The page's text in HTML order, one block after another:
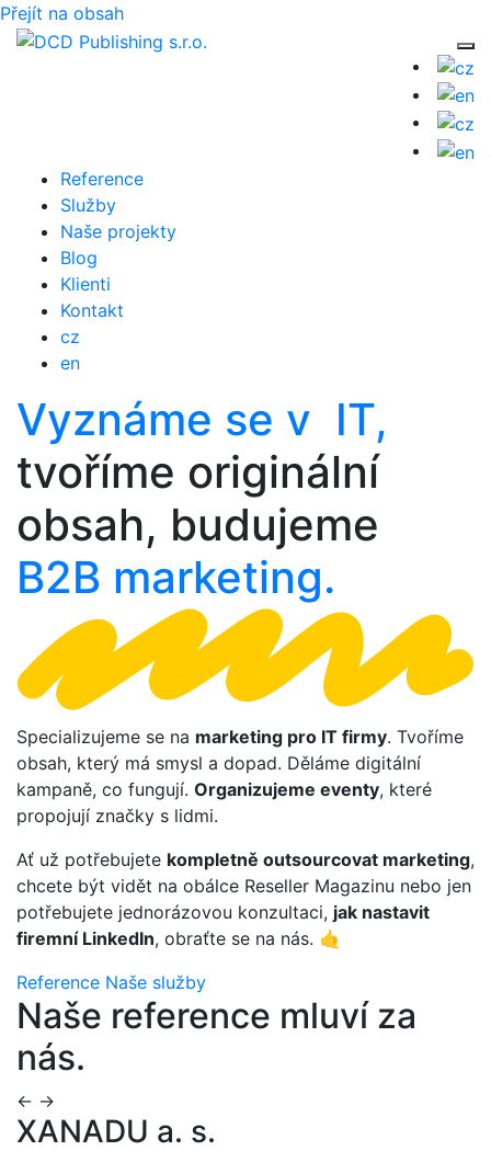
Přejít na obsah
Reference
Služby
Naše projekty
Blog
Klienti
Kontakt
cz
en
Vyznáme se v IT,
tvoříme originální
obsah, budujeme
B2B marketing.
Specializujeme se na marketing pro IT firmy. Tvoříme
obsah, který má smysl a dopad. Děláme digitální
kampaně, co fungují. Organizujeme eventy, které
propojují značky s lidmi.
Ať už potřebujete kompletně outsourcovat marketing,
chcete být vidět na obálce Reseller Magazinu nebo jen
potřebujete jednorázovou konzultaci, jak nastavit
firemní LinkedIn, obraťte se na nás. 🤙
Reference Naše služby
Naše reference mluví za
nás.
← →
XANADU a. s.